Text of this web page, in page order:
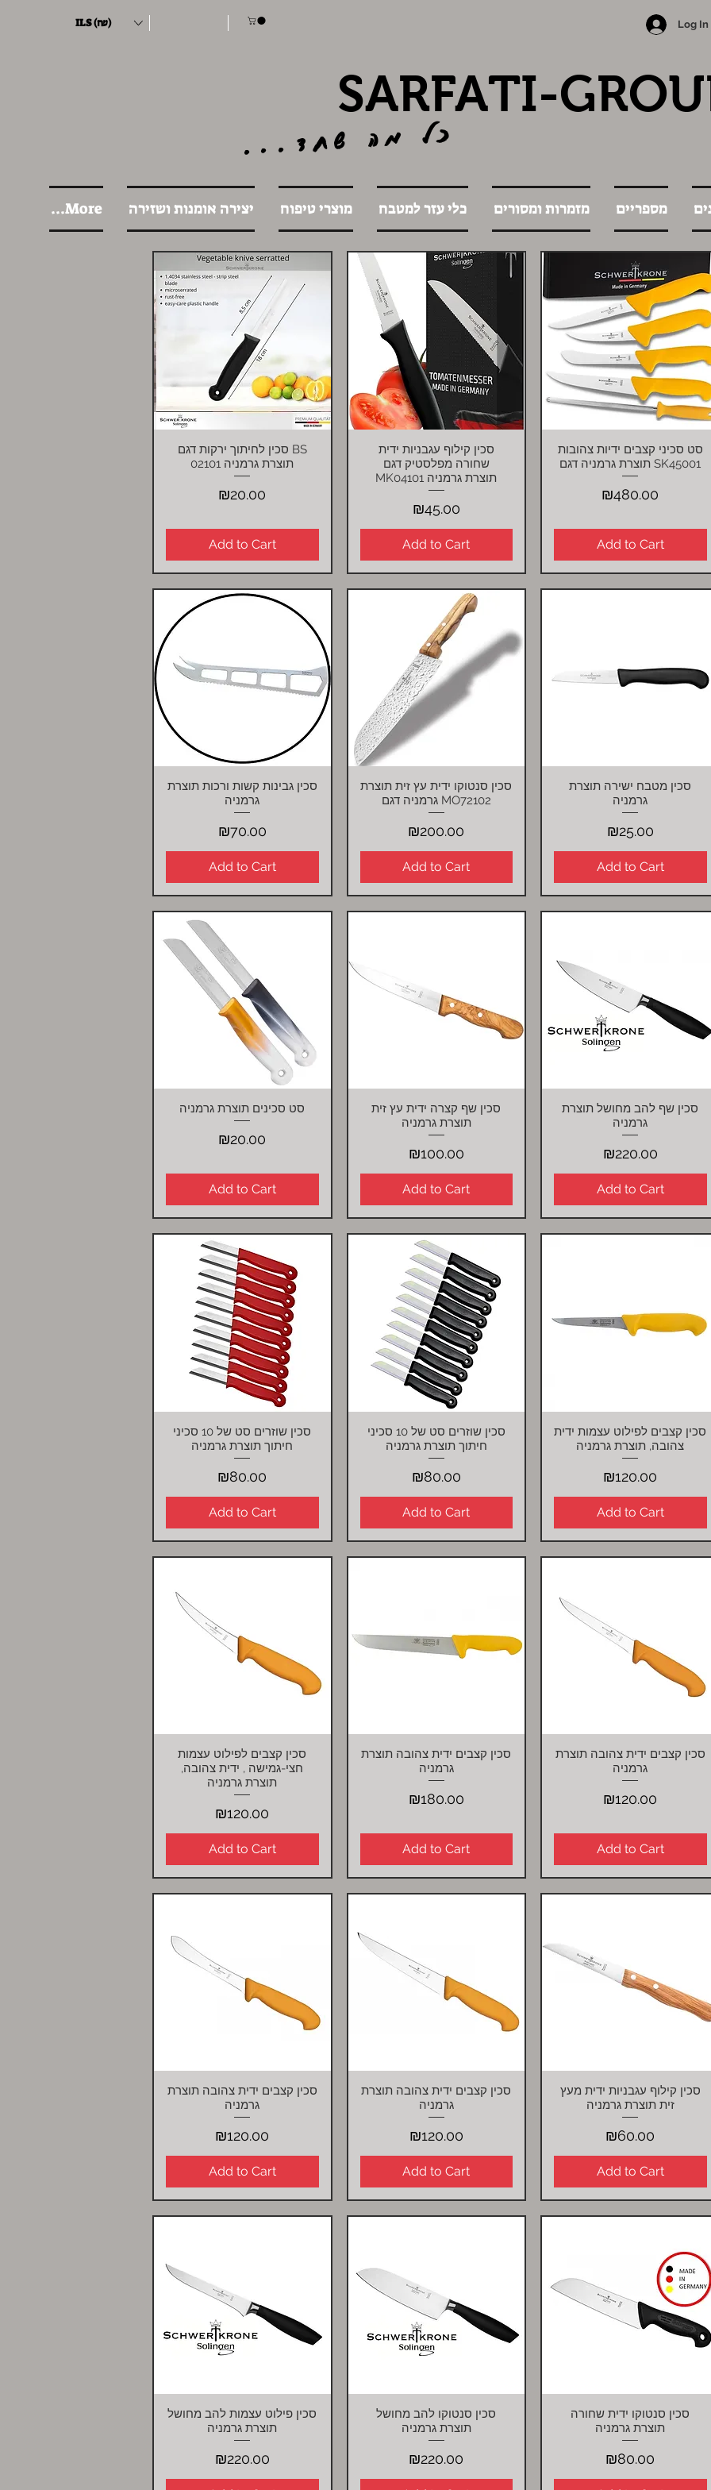
ILS (₪) Log In
SARFATI-
כל מה שחד...
מספריים מזמרות ומסורים כלי עזר למטבח מוצרי טיפוח יצירה אומנות ושזירה More...
Quick View
סכין לחיתוך ירקות דגם BS
02101 תוצרת גרמניה
Price
₪20.00
Add to Cart
Quick View
סכין קילוף עגבניות ידית
שחורה מפלסטיק דגם
MK04101 תוצרת גרמניה
Price
₪45.00
Add to Cart
Quick View
סט סכיני קצבים ידיות צהובות
תוצרת גרמניה דגם SK45001
Price
₪480.00
Add to Cart
Quick View
סכין גבינות קשות ורכות תוצרת
גרמניה
Price
₪70.00
Add to Cart
Quick View
סכין סנטוקו ידית עץ זית תוצרת
גרמניה דגם MO72102
Price
₪200.00
Add to Cart
Quick View
סכין מטבח ישירה תוצרת
גרמניה
Price
₪25.00
Add to Cart
Quick View
סט סכינים תוצרת גרמניה
Price
₪20.00
Add to Cart
Quick View
סכין שף קצרה ידית עץ זית
תוצרת גרמניה
Price
₪100.00
Add to Cart
Quick View
סכין שף להב מחושל תוצרת
גרמניה
Price
₪220.00
Add to Cart
Quick View
סכין שוזרים סט של 10 סכיני
חיתוך תוצרת גרמניה
Price
₪80.00
Add to Cart
Quick View
סכין שוזרים סט של 10 סכיני
חיתוך תוצרת גרמניה
Price
₪80.00
Add to Cart
Quick View
סכין קצבים לפילוט עצמות ידית
צהובה, תוצרת גרמניה
Price
₪120.00
Add to Cart
Quick View
סכין קצבים לפילוט עצמות
חצי-גמישה , ידית צהובה,
תוצרת גרמניה
Price
₪120.00
Add to Cart
Quick View
סכין קצבים ידית צהובה תוצרת
גרמניה
Price
₪180.00
Add to Cart
Quick View
סכין קצבים ידית צהובה תוצרת
גרמניה
Price
₪120.00
Add to Cart
Quick View
סכין קצבים ידית צהובה תוצרת
גרמניה
Price
₪120.00
Add to Cart
Quick View
סכין קצבים ידית צהובה תוצרת
גרמניה
Price
₪120.00
Add to Cart
Quick View
סכין קילוף עגבניות ידית מעץ
זית תוצרת גרמניה
Price
₪60.00
Add to Cart
Quick View
סכין פילוט עצמות להב מחושל
תוצרת גרמניה
Price
₪220.00
Quick View
סכין סנטוקו להב מחושל
תוצרת גרמניה
Price
₪220.00
Quick View
סכין סנטוקו ידית שחורה
תוצרת גרמניה
Price
₪80.00